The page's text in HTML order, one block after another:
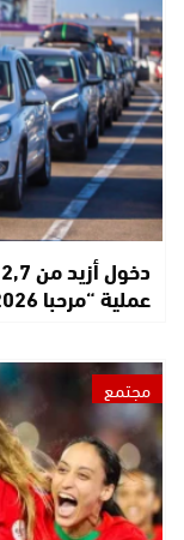
عملية “مرحبا 2026”
مجتمع